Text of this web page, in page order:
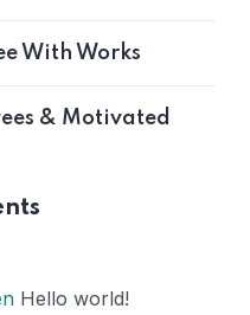
With Works
& Motivated
Hello world!